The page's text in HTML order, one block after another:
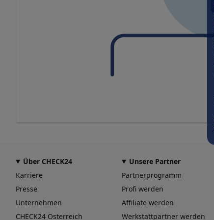
Über CHECK24
Karriere
Presse
Unternehmen
CHECK24 Österreich
Unsere Partner
Partnerprogramm
Profi werden
Affiliate werden
Werkstattpartner werden